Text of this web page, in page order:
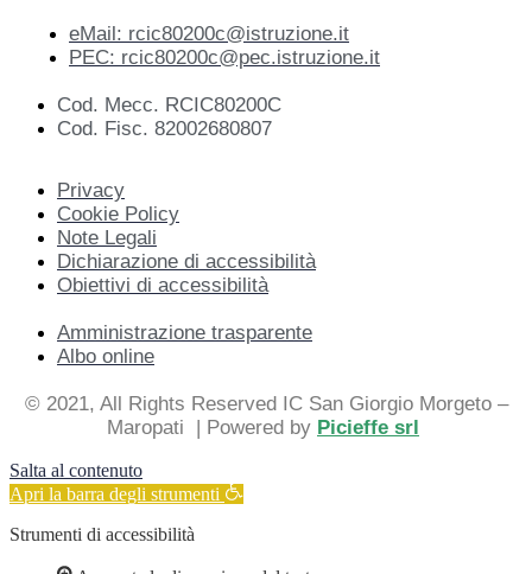
eMail: rcic80200c@istruzione.it
PEC: rcic80200c@pec.istruzione.it
Cod. Mecc. RCIC80200C
Cod. Fisc. 82002680807
Privacy
Cookie Policy
Note Legali
Dichiarazione di accessibilità
Obiettivi di accessibilità
Amministrazione trasparente
Albo online
© 2021, All Rights Reserved IC San Giorgio Morgeto –
Maropati | Powered by Picieffe srl
Salta al contenuto
Apri la barra degli strumenti
Strumenti di accessibilità